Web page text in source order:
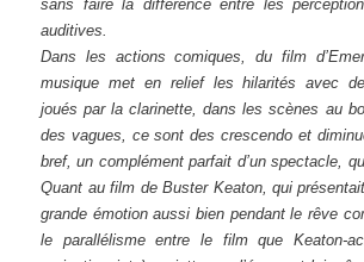
sans faire la différence entre les
auditives.
Dans les actions comiques, du film
musique met en relief les hilarités avec
joués par la clarinette, dans les scènes au
des vagues, ce sont des crescendo et
bref, un complément parfait d’un spectacle,
Quant au film de Buster Keaton, qui
grande émotion ­aussi bien pendant le rêve
le parallélisme entre le film que Keaton-